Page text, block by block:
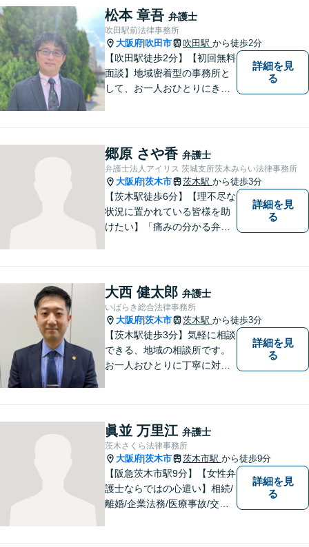
あれば出張相談にも応じてお
りますのでお気軽にご相談く
ださい。
松本 章吾 弁護士
吹田駅前法律事務所
大阪府 吹田市 吹田駅 から徒歩2分
【吹田駅徒歩2分】【初回無料
面談】地域密着型の事務所と
して、お一人おひとりにきめ
ごとに対応！まずは無料相談
にお越しください。【完全個
室対応】
詳細を見
る
郷原 さや香 弁護士
弁護士法人アイリス 茨城支所茨木みらい法律事務所
大阪府 茨木市 茨木駅 から徒歩3分
【茨木駅徒歩6分】【理不尽な
状況に置かれている皆様を助
けたい】「痛みの分かる弁護
ど、お困りごとはお気軽にご
相談くださいませ。
詳細を見
る
大西 健太郎 弁護士
いばらき総合法律事務所
大阪府 茨木市 茨木駅 から徒歩3分
【茨木駅徒歩3分】気軽に相談
できる、地域の相談所です。
お一人おひとりに丁寧に対応
お困りごとがあれば、すぐに
ご相談を！
詳細を見
る
眞並 万里江 弁護士
茨木さくら法律事務所
大阪府 茨木市 茨木市駅 から徒歩9分
【阪急茨木市駅9分】【女性弁
護士ならではの心遣い】相続/
離婚/企業法務/医療事故/交通
詳細を見
る